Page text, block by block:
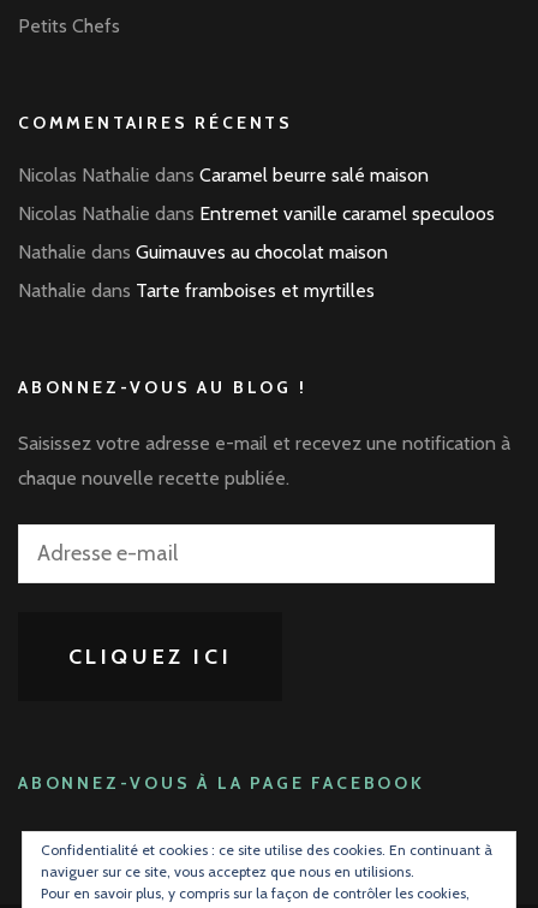
Petits Chefs
COMMENTAIRES RÉCENTS
Nicolas Nathalie dans Caramel beurre salé maison
Nicolas Nathalie dans Entremet vanille caramel speculoos
Nathalie dans Guimauves au chocolat maison
Nathalie dans Tarte framboises et myrtilles
ABONNEZ-VOUS AU BLOG !
Saisissez votre adresse e-mail et recevez une notification à
chaque nouvelle recette publiée.
Adresse
CLIQUEZ ICI
ABONNEZ-VOUS À LA PAGE FACEBOOK
Confidentialité et cookies : ce site utilise des cookies. En continuant à
naviguer sur ce site, vous acceptez que nous en utilisions.
Pour en savoir plus, y compris sur la façon de contrôler les cookies,